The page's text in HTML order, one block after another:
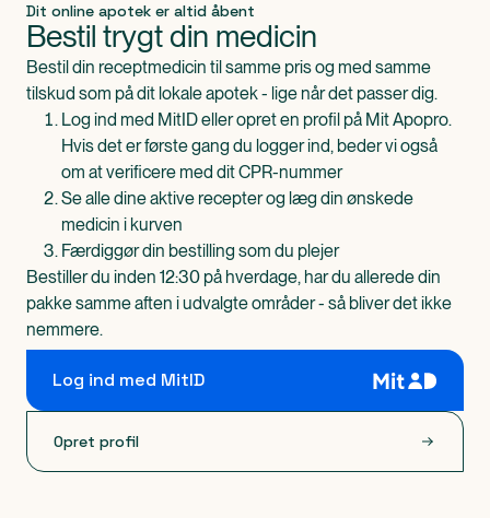
Dit online apotek er altid åbent
Bestil trygt din medicin
Bestil din receptmedicin til samme pris og med samme
tilskud som på dit lokale apotek - lige når det passer dig.
Log ind med MitID eller opret en profil på Mit Apopro.
Hvis det er første gang du logger ind, beder vi også
om at verificere med dit CPR-nummer
Se alle dine aktive recepter og læg din ønskede
medicin i kurven
Færdiggør din bestilling som du plejer
Bestiller du inden 12:30 på hverdage, har du allerede din
pakke samme aften i udvalgte områder - så bliver det ikke
nemmere.
Log ind med MitID
Opret profil